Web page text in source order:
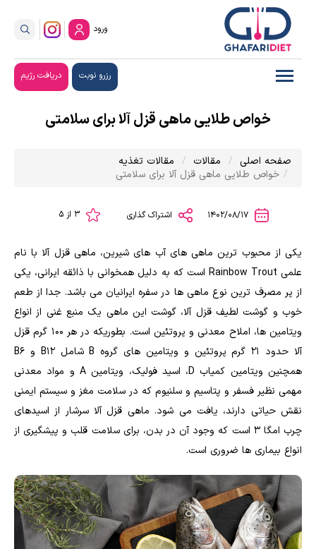
ورود
رزرو نوبت دریافت رژیم
خواص طلایی ماهی قزل آلا برای سلامتی
صفحه اصلی مقالات
مقالات تغذیه
خواص طلایی ماهی قزل آلا برای سلامتی
اشتراک گذاری
یکی از محبوب ترین ماهی های آب های شیرین، ماهی قزل آلا با نام
علمی Rainbow Trout است که به دلیل همخوانی با ذائقه ایرانی، یکی
از پر مصرف ترین نوع ماهی ها در سفره ایرانیان می باشد. جدا از طعم
خوب و گوشت لطیف قزل آلا، گوشت این ماهی یک منبع غنی از انواع
ویتامین ها، املاح معدنی و پروتئین است. بطوریکه در هر ۱۰۰ گرم قزل
آلا حدود ۲۱ گرم پروتئین و ویتامین های گروه B شامل B12 و B6
همچنین ویتامین کمیاب D، اسید فولیک، ویتامین A و مواد معدنی
مهمی نظیر فسفر و پتاسیم و سلنیوم که در سلامت مغز و سیستم ایمنی
نقش حیاتی دارند، یافت می شود. ماهی قزل آلا سرشار از اسیدهای
چرب امگا ۳ است که وجود آن در بدن، برای سلامت قلب و پیشگیری از
انواع بیماری ها ضروری است.